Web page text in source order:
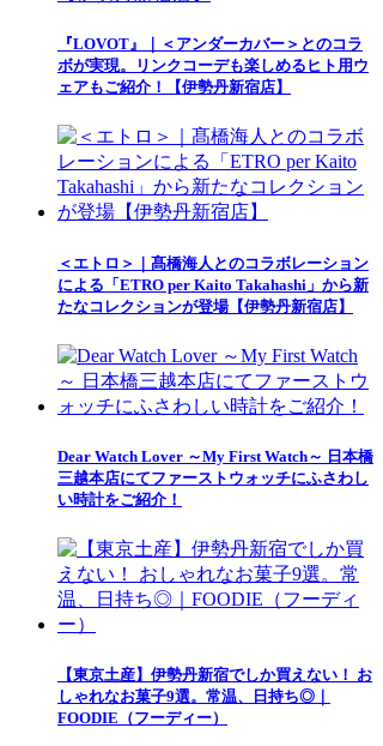
『LOVOT』｜＜アンダーカバー＞とのコラ
ボが実現。リンクコーデも楽しめるヒト用ウ
ェアもご紹介！【伊勢丹新宿店】
＜エトロ＞｜髙橋海人とのコラボレーション
による「ETRO per Kaito Takahashi」から新
たなコレクションが登場【伊勢丹新宿店】
Dear Watch Lover ～My First Watch～ 日本橋
三越本店にてファーストウォッチにふさわし
い時計をご紹介！
【東京土産】伊勢丹新宿でしか買えない！ お
しゃれなお菓子9選。常温、日持ち◎｜
FOODIE（フーディー）